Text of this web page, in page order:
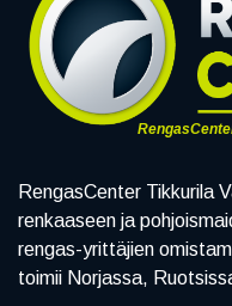
RengasCenter Tikkurila
renkaaseen ja
rengas-yrittäjien
toimii Norjassa,